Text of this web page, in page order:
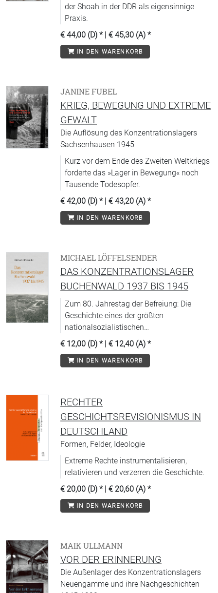
der Shoah in der DDR als eigensinnige
Praxis.
€ 44,00 (D) * | € 45,30 (A) *
IN DEN WARENKORB
JANINE FUBEL
KRIEG, BEWEGUNG UND EXTREME
GEWALT
Die Auflösung des Konzentrationslagers
Sachsenhausen 1945
Kurz vor dem Ende des Zweiten Weltkriegs
forderte das »Lager in Bewegung« noch
Tausende Todesopfer.
€ 42,00 (D) * | € 43,20 (A) *
IN DEN WARENKORB
MICHAEL LÖFFELSENDER
DAS KONZENTRATIONSLAGER
BUCHENWALD 1937 BIS 1945
Zum 80. Jahrestag der Befreiung: Die
Geschichte eines der größten
nationalsozialistischen
Konzentrationslager in ihren wesentlichen
Zügen, Entwicklungen und
Zusammenhängen kompakt dargestellt.
€ 12,00 (D) * | € 12,40 (A) *
IN DEN WARENKORB
RECHTER
GESCHICHTSREVISIONISMUS IN
DEUTSCHLAND
Formen, Felder, Ideologie
Extreme Rechte instrumentalisieren,
relativieren und verzerren die Geschichte.
€ 20,00 (D) * | € 20,60 (A) *
IN DEN WARENKORB
MAIK ULLMANN
VOR DER ERINNERUNG
Die Außenlager des Konzentrationslagers
Neuengamme und ihre Nachgeschichten